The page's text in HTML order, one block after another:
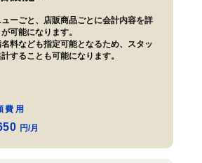
ーごと、店販商品ごとに会計内容を詳
可能になります。
料なども指定可能となるため、スタッ
することも可能になります。
費用
円/月